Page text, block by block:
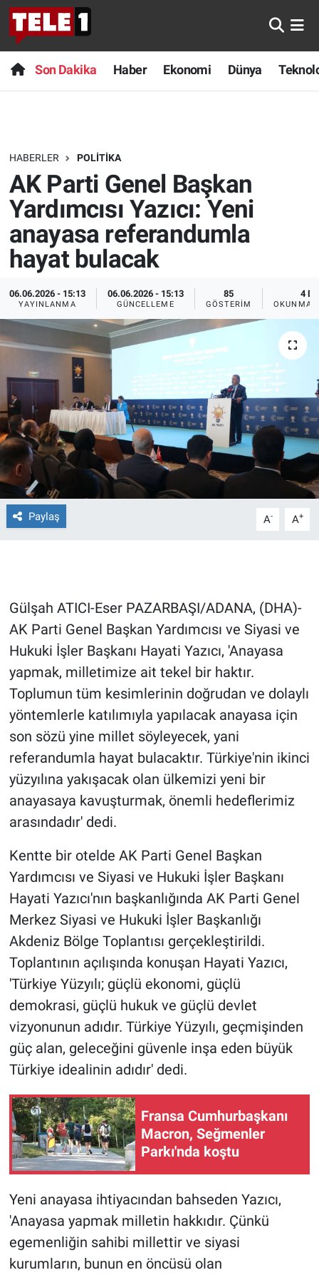
Son Dakika Haber Ekonomi Dünya
HABERLER POLITIKA
AK Parti Genel Başkan
Yardımcısı Yazıcı: Yeni
anayasa referandumla
hayat bulacak
06.06.2026 - 15:13
YAYINLANMA
06.06.2026 - 15:13
GÜNCELLEME
85
GÖSTERIM
4 DK
OKUNMA
Paylaş A- A+
Gülşah ATICI-Eser PAZARBAŞI/ADANA, (DHA)-
AK Parti Genel Başkan Yardımcısı ve Siyasi ve
Hukuki İşler Başkanı Hayati Yazıcı, 'Anayasa
yapmak, milletimize ait tekel bir haktır.
Toplumun tüm kesimlerinin doğrudan ve dolaylı
yöntemlerle katılımıyla yapılacak anayasa için
son sözü yine millet söyleyecek, yani
referandumla hayat bulacaktır. Türkiye'nin ikinci
yüzyılına yakışacak olan ülkemizi yeni bir
anayasaya kavuşturmak, önemli hedeflerimiz
arasındadır' dedi.
Kentte bir otelde AK Parti Genel Başkan
Yardımcısı ve Siyasi ve Hukuki İşler Başkanı
Hayati Yazıcı'nın başkanlığında AK Parti Genel
Merkez Siyasi ve Hukuki İşler Başkanlığı
Akdeniz Bölge Toplantısı gerçekleştirildi.
Toplantının açılışında konuşan Hayati Yazıcı,
'Türkiye Yüzyılı; güçlü ekonomi, güçlü
demokrasi, güçlü hukuk ve güçlü devlet
vizyonunun adıdır. Türkiye Yüzyılı, geçmişinden
güç alan, geleceğini güvenle inşa eden büyük
Türkiye idealinin adıdır' dedi.
Fransa Cumhurbaşkanı
Macron, Seğmenler
Parkı'nda koştu
Yeni anayasa ihtiyacından bahseden Yazıcı,
'Anayasa yapmak milletin hakkıdır. Çünkü
egemenliğin sahibi millettir ve siyasi
kurumların, bunun en öncüsü olan
Anında Manşet
Başka Sohbetler
Bilim turu
Bilim ve Teknoloji Evreni
Doğa Konuşuyor
Dünya
Ege Saati
Ege'den Esintiler
Eğitim
Eğlence
Ekonomi
Forum
Gerçeğin İzinde
Gün Bitiyor
Gün Ortası
Gündem Özel
Günün görüntüsü
Haber
İlan
Kimdir
Koronavirüs
Kültür Sanat
Ne demişti
Nedir
Popüler
Programlar
Sağlık
Spor
Teknoloji
Türkiye'nin Gündemi
Yerel Gündem
Son Dakika
Haber
Dünya
Teknoloji
Sağlık
Spor
Yayın Akışı
İletişim
Nöbetçi Eczaneler
Hava Durumu
Trafik Durumu
Süper Lig Puan Durumu ve Fikstür
Tüm Manşetler
Son Dakika Haberleri
Haber Arşivi